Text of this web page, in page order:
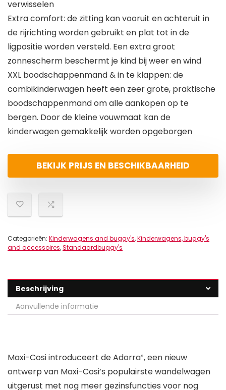
verwisselen
Extra comfort: de zitting kan vooruit en achteruit in
de rijrichting worden gebruikt en plat tot in de
ligpositie worden versteld. Een extra groot
zonnescherm beschermt je kind bij weer en wind
XXL boodschappenmand & in te klappen: de
combikinderwagen heeft een zeer grote, praktische
boodschappenmand om alle aankopen op te
bergen. Door de kleine vouwmaat kan de
kinderwagen gemakkelijk worden opgeborgen
BEKIJK PRIJS EN BESCHIKBAARHEID
Categorieën: Kinderwagens and buggy's,Kinderwagens, buggy's
and accessoires,Standaardbuggy's
Beschrijving
Aanvullende informatie
Maxi-Cosi introduceert de Adorra², een nieuw
ontwerp van Maxi-Cosi’s populairste wandelwagen
uitgerust met nog meer gezinsfuncties voor nog